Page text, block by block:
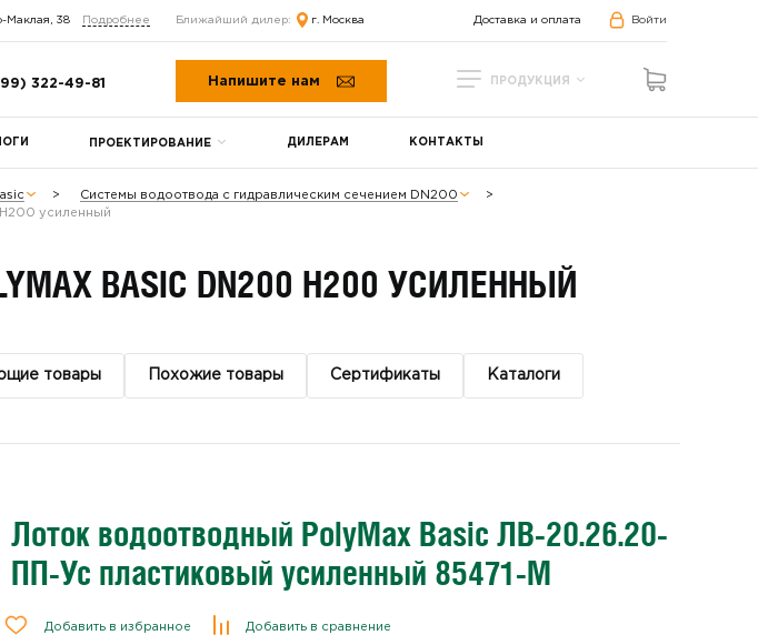
Маклая, 38 Подробнее Ближайший дилер: г. Москва Доставка и оплата Войти
322-49-81 Напишите нам ПРОДУКЦИЯ
ПРОЕКТИРОВАНИЕ ДИЛЕРАМ КОНТАКТЫ
Системы водоотвода с гидравлическим сечением DN200
усиленный
BASIC DN200 H200 УСИЛЕННЫЙ
товары Похожие товары Сертификаты Каталоги
Лоток водоотводный PolyMax Basic ЛВ-20.26.20-
ПП-Ус пластиковый усиленный 85471-М
Добавить в избранное Добавить в сравнение